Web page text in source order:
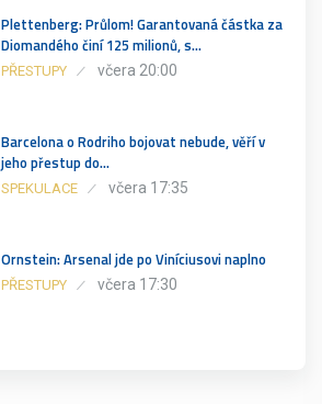
Plettenberg: Průlom! Garantovaná částka za
Diomandého činí 125 milionů, s…
PŘESTUPY včera 20:00
Barcelona o Rodriho bojovat nebude, věří v
jeho přestup do…
SPEKULACE včera 17:35
Ornstein: Arsenal jde po Viníciusovi naplno
PŘESTUPY včera 17:30